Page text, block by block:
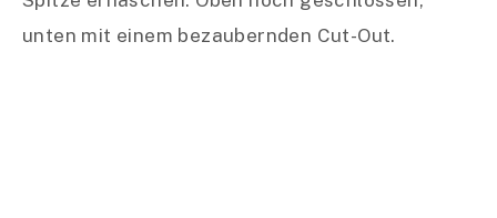
unten mit einem bezaubernden Cut-Out.